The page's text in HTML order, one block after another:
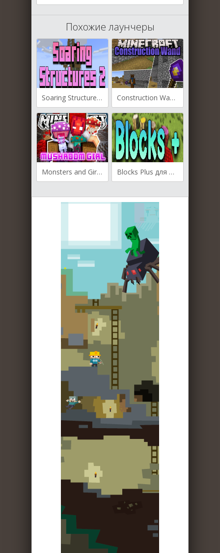
Похожие лаунчеры
Soaring Structures 2 для Майнкрафт [1.18.2, 1.18.1, 1.17.1] Construction Wand для Майнкрафт [1.19.3, 1.19.2, 1.18.2]
Monsters and Girls для Майнкрафт [1.19.2, 1.18.2, 1.16.5] Blocks Plus для Майнкрафт [1.19.2, 1.19, 1.18.2]